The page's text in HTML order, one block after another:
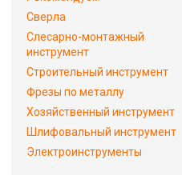
Сверла
Слесарно-монтажный
инструмент
Строительный инструмент
Фрезы по металлу
Хозяйственный инструмент
Шлифовальный инструмент
Электроинструменты